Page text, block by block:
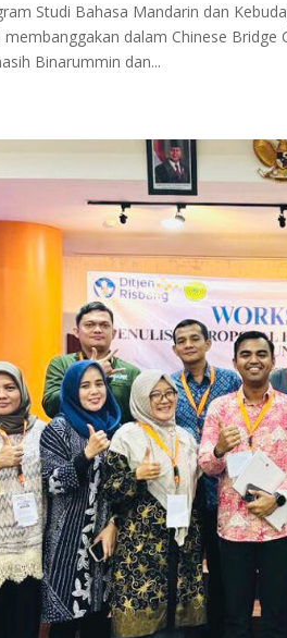
Studi Bahasa Mandarin dan
dalam Chinese
Binarummin dan...